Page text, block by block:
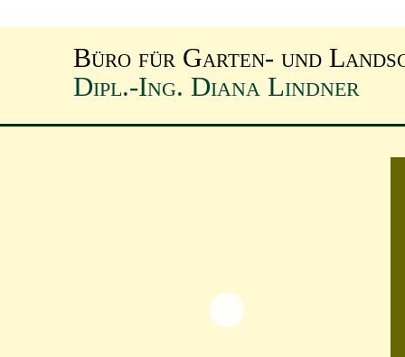
Dipl.-Ing. Diana Lindner
Büro für Garten- und